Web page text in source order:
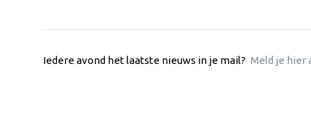
Iedere avond het laatste nieuws in je mail? Meld je hier